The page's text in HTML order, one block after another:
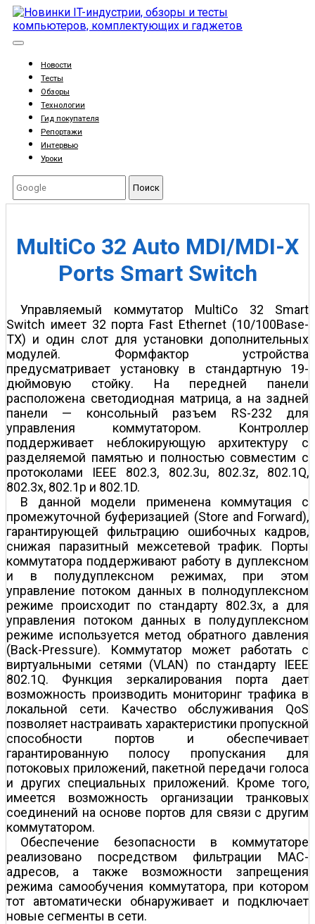
Новости
Тесты
Обзоры
Технологии
Гид покупателя
Репортажи
Интервью
Уроки
Поиск
MultiCo 32 Auto MDI/MDI-X
Ports Smart Switch
Управляемый коммутатор MultiCo 32 Smart
Switch имеет 32 порта Fast Ethernet (10/100Base-
TX) и один слот для установки дополнительных
модулей. Формфактор устройства
предусматривает установку в стандартную 19-
дюймовую стойку. На передней панели
расположена светодиодная матрица, а на задней
панели — консольный разъем RS-232 для
управления коммутатором. Контроллер
поддерживает неблокирующую архитектуру с
разделяемой памятью и полностью совместим с
протоколами IEEE 802.3, 802.3u, 802.3z, 802.1Q,
802.3x, 802.1p и 802.1D.
В данной модели применена коммутация с
промежуточной буферизацией (Store and Forward),
гарантирующей фильтрацию ошибочных кадров,
снижая паразитный межсетевой трафик. Порты
коммутатора поддерживают работу в дуплексном
и в полудуплексном режимах, при этом
управление потоком данных в полнодуплексном
режиме происходит по стандарту 802.3х, а для
управления потоком данных в полудуплексном
режиме используется метод обратного давления
(Вack-Рressure). Коммутатор может работать с
виртуальными сетями (VLAN) по стандарту IEEE
802.1Q. Функция зеркалирования порта дает
возможность производить мониторинг трафика в
локальной сети. Качество обслуживания QoS
позволяет настраивать характеристики пропускной
способности портов и обеспечивает
гарантированную полосу пропускания для
потоковых приложений, пакетной передачи голоса
и других специальных приложений. Кроме того,
имеется возможность организации транковых
соединений на основе портов для связи с другим
коммутатором.
Обеспечение безопасности в коммутаторе
реализовано посредством фильтрации MAC-
адресов, а также возможности запрещения
режима самообучения коммутатора, при котором
тот автоматически обнаруживает и подключает
новые сегменты в сети.